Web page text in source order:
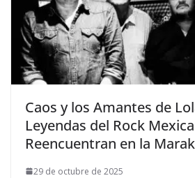
Caos y los Amantes de
Leyendas del Rock
Reencuentran en la
29 de octubre de 2025